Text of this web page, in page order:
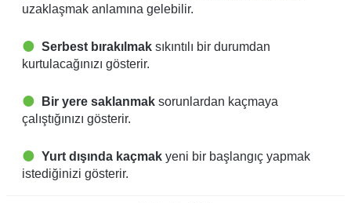
uzaklaşmak anlamına gelebilir.
Serbest bırakılmak sıkıntılı bir durumdan
kurtulacağınızı gösterir.
Bir yere saklanmak sorunlardan kaçmaya
çalıştığınızı gösterir.
Yurt dışında kaçmak yeni bir başlangıç yapmak
istediğinizi gösterir.